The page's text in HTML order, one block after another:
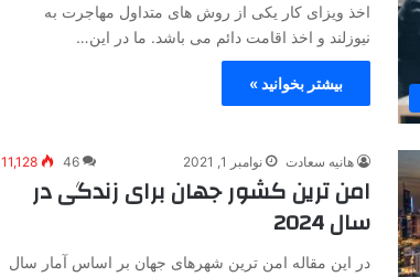
اخذ ویزای کار یکی از روش های متداول مهاجرت به
نیوزلند و اخذ اقامت دائم می باشد. ما در این…
بیشتر بخوانید »
هانیه سعادت نوامبر 1, 2021 46
11,128
امن ترین کشور جهان برای زندگی در
سال 2024
در این مقاله امن ترین شهرهای جهان بر اساس آمار سال